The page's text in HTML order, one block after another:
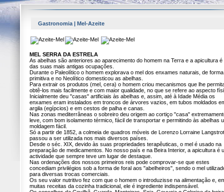
Gastronomia | Mel-Azeite
MEL SERRA DA ESTRELA
As abelhas são anteriores ao aparecimento do homem na Terra e a apicultura é
das suas mais antigas ocupações.
Durante o Paleolítico o homem explorava o mel dos enxames naturais, de forma
primitiva e no Neolítico domesticou as abelhas.
Para extrair os produtos (mel, cera) o homem criou mecanismos que lhe
obtê-los mais facilmente e com maior qualidade, no que se refere ao aspecto
Inicialmente deu "casas" artificiais às abelhas e, assim, até à Idade Média os
enxames eram instalados em troncos de árvores vazios, em tubos moldados
argila (egípcios) e em cestos de palha e canas.
Nas zonas mediterrâneas o sobreiro deu origem ao cortiço "casa"
leve, com bom isolamento térmico, fácil de transportar e permitindo às abelhas
moldagem fácil.
Só a partir de 1852, a colmeia de quadros móveis de Lorenzo Lorraine
passou a ser utilizada nos mais diversos países.
Desde o séc. XIX, devido às suas propriedades terapêuticas, o mel é usado na
preparação de medicamentos. No nosso país e na Beira Interior, a apicultura é
actividade que sempre teve um lugar de destaque.
Nas ordenações dos nossos primeiros reis pode comprovar-se que estes
concediam privilégios sob a forma de foral aos "abelheiros", sendo o mel
para diversas trocas comerciais.
Os seu valor nutritivo fez com que o homem o introduzisse na alimentação e,
muitas receitas da cozinha tradicional, ele é ingrediente indispensável.